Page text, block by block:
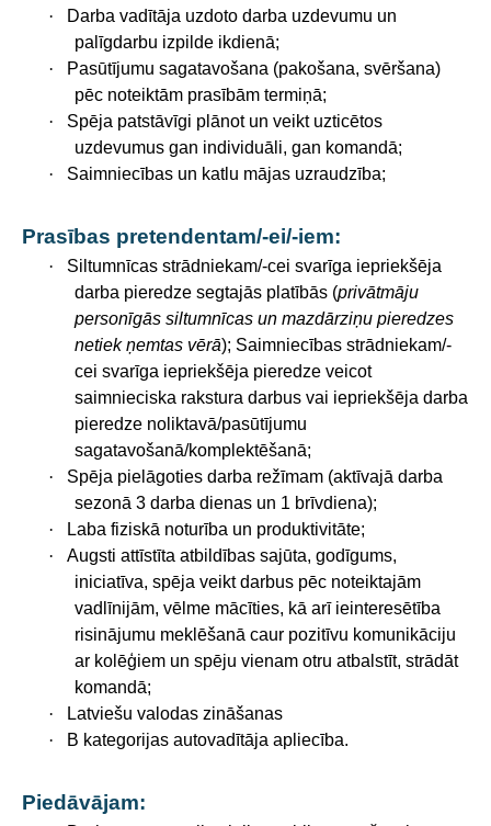
·
Darba vadītāja uzdoto darba uzdevumu un
palīgdarbu izpilde ikdienā;
·
Pasūtījumu sagatavošana (pakošana, svēršana)
pēc noteiktām prasībām termiņā;
·
Spēja patstāvīgi plānot un veikt uzticētos
uzdevumus gan individuāli, gan komandā;
·
Saimniecības un katlu mājas uzraudzība;
Prasības pretendentam/-ei/-iem:
·
Siltumnīcas strādniekam/-cei svarīga iepriekšēja
darba pieredze segtajās platībās (privātmāju
personīgās siltumnīcas un mazdārziņu pieredzes
netiek ņemtas vērā); Saimniecības strādniekam/-
cei svarīga iepriekšēja pieredze veicot
saimnieciska rakstura darbus vai iepriekšēja darba
pieredze noliktavā/pasūtījumu
sagatavošanā/komplektēšanā;
·
Spēja pielāgoties darba režīmam (aktīvajā darba
sezonā 3 darba dienas un 1 brīvdiena);
·
Laba fiziskā noturība un produktivitāte;
·
Augsti attīstīta atbildības sajūta, godīgums,
iniciatīva, spēja veikt darbus pēc noteiktajām
vadlīnijām, vēlme mācīties, kā arī ieinteresētība
risinājumu meklēšanā caur pozitīvu komunikāciju
ar kolēģiem un spēju vienam otru atbalstīt, strādāt
komandā;
·
Latviešu valodas zināšanas
·
B kategorijas autovadītāja apliecība.
Piedāvājam: